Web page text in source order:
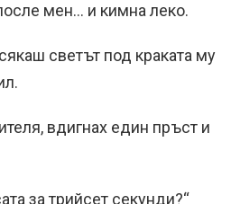
мен… и кимна леко.
светът под краката му
вдигнах един пръст и
за трийсет секунди?“